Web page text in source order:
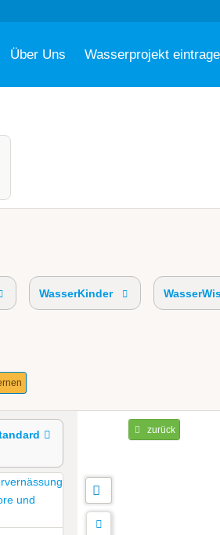
Über Uns Wasserprojekt
WasserKinder
zurück